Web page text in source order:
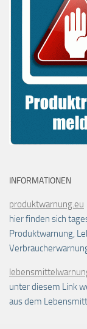
INFORMATIONEN
produktwarnung.eu
hier finden sich
Produktwarnung,
unter diesem Link
aus dem